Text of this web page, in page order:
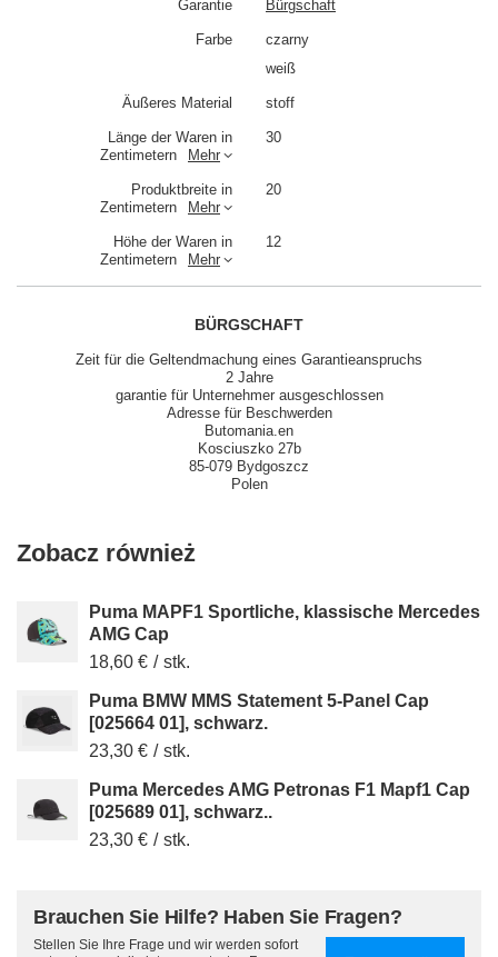
Garantie Bürgschaft
Farbe
czarny
weiß
Äußeres Material stoff
Länge der Waren in
Zentimetern
Mehr
30
Produktbreite in
Zentimetern
Mehr
20
Höhe der Waren in
Zentimetern
Mehr
12
BÜRGSCHAFT
Zeit für die Geltendmachung eines Garantieanspruchs
2 Jahre
garantie für Unternehmer ausgeschlossen
Adresse für Beschwerden
Butomania.en
Kosciuszko 27b
85-079 Bydgoszcz
Polen
Zobacz również
Puma MAPF1 Sportliche, klassische Mercedes
AMG Cap
18,60 € / stk.
Puma BMW MMS Statement 5-Panel Cap
[025664 01], schwarz.
23,30 € / stk.
Puma Mercedes AMG Petronas F1 Mapf1 Cap
[025689 01], schwarz..
23,30 € / stk.
Brauchen Sie Hilfe? Haben Sie Fragen?
Stellen Sie Ihre Frage und wir werden sofort